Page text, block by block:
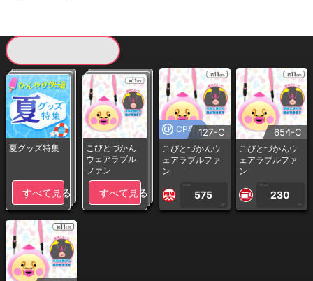
夏グッズ特集
すべて見る
こびとづかん
ウェアラブル
ファン
すべて見る
CP専用127-C
こびとづかんウ
ェアラブルファ
ン
1PLAY
575
CP
654-C
こびとづかんウ
ェアラブルファ
ン
1PLAY
230
CP